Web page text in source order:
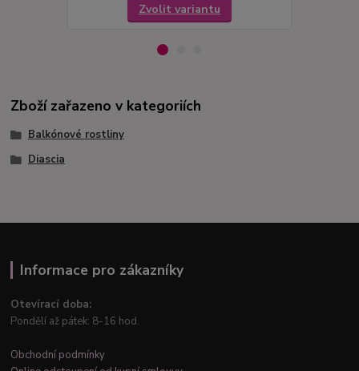
Zvolit variantu
Zboží zařazeno v kategoriích
Balkónové rostliny
Diascia
Informace pro zákazníky
Otevírací doba:
Pondělí až pátek: 8-16 hod.
Obchodní podmínky